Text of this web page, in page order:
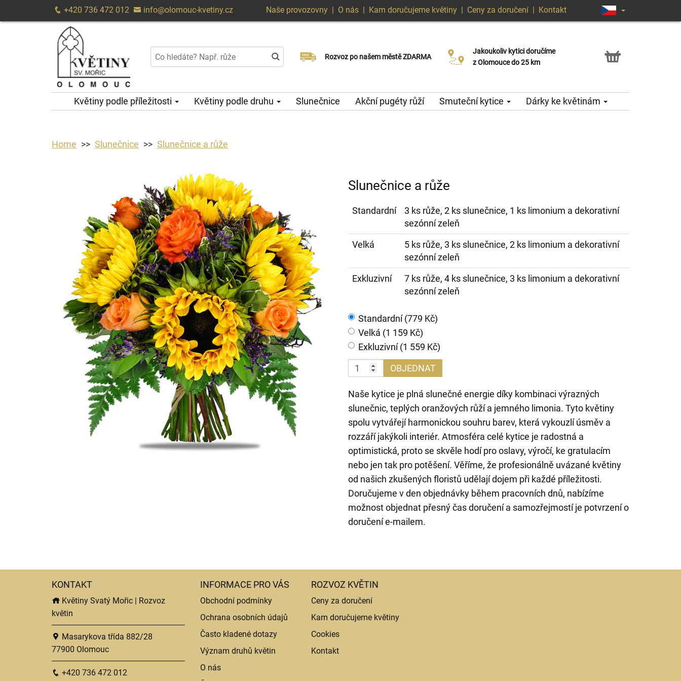
+420 736 472 012 info@olomouc-kvetiny.cz Naše provozovny | O nás | Kam doručujeme květiny | Ceny za doručení | Kontakt
Rozvoz po našem městě ZDARMA
Doručujeme již v den objednávky
Možný výběr času a dne doručení
Jakoukoliv kytici doručíme
z Olomouce do 25 km
Možnost vyzvednout v naší květince
Květiny podle příležitosti Květiny podle druhu Slunečnice Akční pugéty růží Smuteční kytice Dárky ke květinám
Home Slunečnice Slunečnice a růže
Slunečnice a růže
Standardní
3 ks růže, 2 ks slunečnice, 1 ks limonium a dekorativní
sezónní zeleň
Velká
5 ks růže, 3 ks slunečnice, 2 ks limonium a dekorativní
sezónní zeleň
Exkluzivní
7 ks růže, 4 ks slunečnice, 3 ks limonium a dekorativní
sezónní zeleň
Standardní (779 Kč)
Velká (1 159 Kč)
Exkluzivní (1 559 Kč)
OBJEDNAT
Naše kytice je plná slunečné energie díky kombinaci výrazných
slunečnic, teplých oranžových růží a jemného limonia. Tyto květiny
spolu vytvářejí harmonickou souhru barev, která vykouzlí úsměv a
rozzáří jakýkoli interiér. Atmosféra celé kytice je radostná a
optimistická, proto se skvěle hodí pro oslavy, výročí, ke gratulacím
nebo jen tak pro potěšení. Věříme, že profesionálně uvázané květiny
od našich zkušených floristů udělají dojem při každé příležitosti.
Doručujeme v den objednávky během pracovních dnů, nabízíme
možnost objednat přesný čas doručení a samozřejmostí je potvrzení o
doručení e-mailem.
KONTAKT
Květiny Svatý Mořic | Rozvoz
květin
Masarykova třída 882/28
77900 Olomouc
+420 736 472 012
INFORMACE PRO VÁS
Obchodní podmínky
Ochrana osobních údajů
Často kladené dotazy
Význam druhů květin
O nás
ROZVOZ KVĚTIN
Ceny za doručení
Kam doručujeme květiny
Cookies
Kontakt